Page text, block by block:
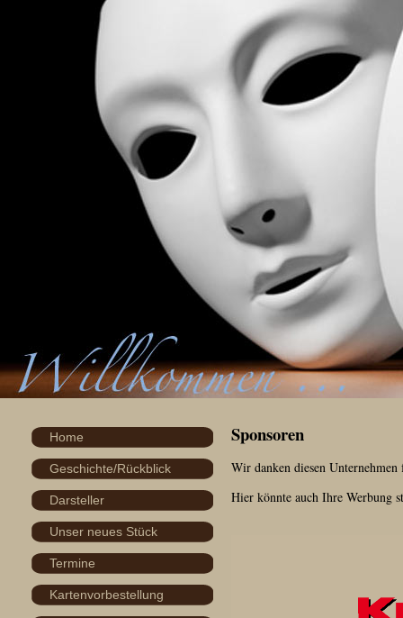
Home
Geschichte/Rückblick
Darsteller
Unser neues Stück
Termine
Kartenvorbestellung
Sponsoren
Wir danken diesen
Hier könnte auch Ihre Werbung